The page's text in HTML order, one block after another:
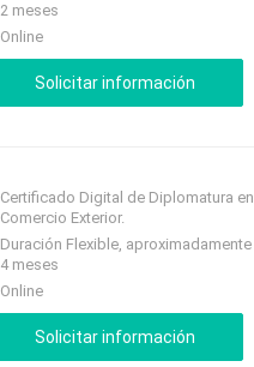
2 meses
Online
Certificado Digital de Diplomatura en
Comercio Exterior.
Duración Flexible, aproximadamente
4 meses
Online